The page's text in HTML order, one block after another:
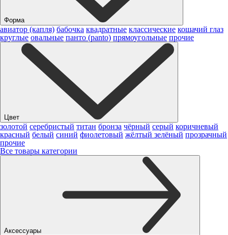
Форма
авиатор (капля) бабочка квадратные классические кошачий глаз
круглые овальные панто (panto) прямоугольные прочие
Цвет
золотой серебристый титан бронза чёрный серый коричневый
красный белый синий фиолетовый жёлтый зелёный прозрачный
прочие
Все товары категории
Аксессуары